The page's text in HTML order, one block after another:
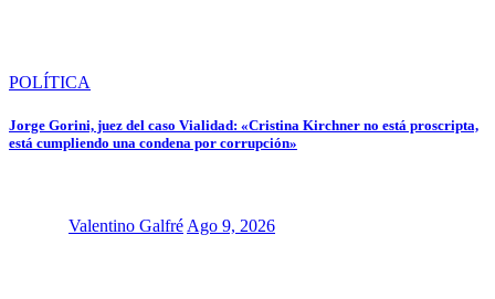
POLÍTICA
Jorge Gorini, juez del caso Vialidad: «Cristina Kirchner no está proscripta,
está cumpliendo una condena por corrupción»
Valentino Galfré Ago 9, 2026